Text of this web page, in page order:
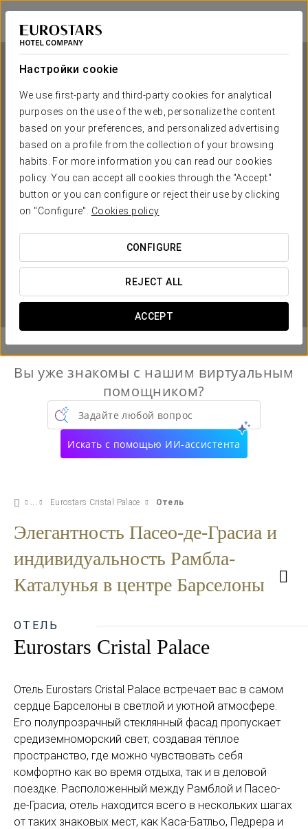
Настройки cookie
We use first-party and third-party cookies for analytical
purposes on the use of the web, personalize the content
based on your preferences, and personalized advertising
based on a profile from the collection of your browsing
habits. For more information you can read our cookies
policy. You can accept all cookies through the "Accept"
button or you can configure or reject their use by clicking
on "Configure". Cookies policy
CONFIGURE
REJECT ALL
ACCEPT
Eurostars Cristal Palace
БАРСЕЛОНА
Eurostars Cristal Palace
БАРСЕЛОНА
 
Вы уже знакомы с нашим виртуальным
помощником?
Задайте любой вопрос
Искать с помощью ИИ-ассистента
Eurostars Cristal Palace Отель
Элегантность Пасео-де-Грасиа и
индивидуальность Рамбла-
Каталунья в центре Барселоны
ОТЕЛЬ
Eurostars Cristal Palace
Отель Eurostars Cristal Palace встречает вас в самом
сердце Барселоны в светлой и уютной атмосфере.
Его полупрозрачный стеклянный фасад пропускает
средиземноморский свет, создавая тёплое
пространство, где можно чувствовать себя
комфортно как во время отдыха, так и в деловой
поездке. Расположенный между Рамблой и Пасео-
де-Грасиа, отель находится всего в нескольких шагах
от таких знаковых мест, как Каса-Батльо, Педрера и